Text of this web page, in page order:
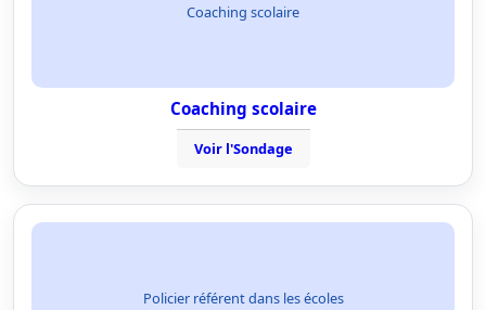
Coaching scolaire
Coaching scolaire
Voir l'Sondage
Policier référent dans les écoles